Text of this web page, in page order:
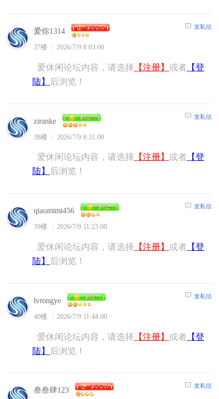
爱你1314
37楼 2026/7/9 8:03:00
发私信
爱休闲论坛内容，请选择 【注册】 或者 【登
陆】
后浏览！
ziranke
38楼 2026/7/9 8:31:00
发私信
爱休闲论坛内容，请选择 【注册】 或者 【登
陆】
后浏览！
qiaomimi456
39楼 2026/7/9 11:23:00
发私信
爱休闲论坛内容，请选择 【注册】 或者 【登
陆】
后浏览！
lvrongye
40楼 2026/7/9 11:44:00
发私信
爱休闲论坛内容，请选择 【注册】 或者 【登
陆】
后浏览！
叁叁肆123 发私信